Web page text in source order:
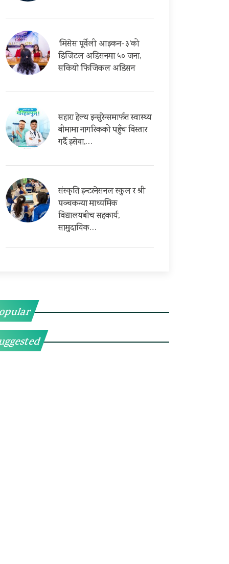
‘मिसेस पूर्वेली आइकन-३’को
डिजिटल अडिसनमा ५० जना,
सकियो फिजिकल अडिसन
सहारा हेल्थ इन्सुरेन्समार्फत स्वास्थ्य
बीमामा नागरिकको पहुँच विस्तार
गर्दै इसेवा,…
संस्कृति इन्टरनेसनल स्कुल र श्री
पञ्चकन्या माध्यमिक
विद्यालयबीच सहकार्य,
सामुदायिक…